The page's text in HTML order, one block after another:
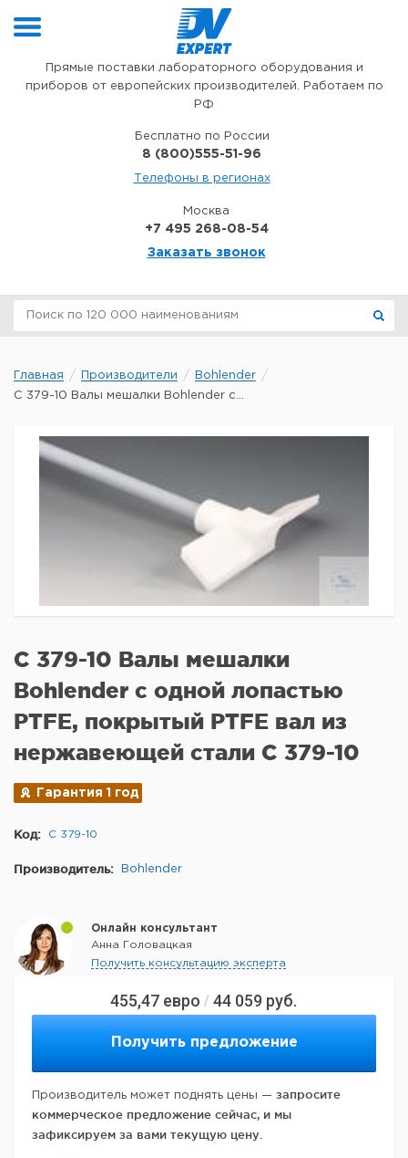
Прямые поставки лабораторного оборудования и
приборов от европейских производителей. Работаем по
РФ
Бесплатно по России
8 (800)555-51-96
Телефоны в регионах
Москва
+7 495 268-08-54
Заказать звонок
Главная Производители
Bohlender
C 379-10 Валы мешалки Bohlender с...
455,47 евро / 44 059 руб.
Получить предложение
Производитель может поднять цены — запросите
коммерческое предложение сейчас, и мы
зафиксируем за вами текущую цену.
C 379-10 Валы мешалки
Bohlender с одной лопастью
PTFE, покрытый PTFE вал из
нержавеющей стали C 379-10
Гарантия 1 год
Код: C 379-10
Производитель: Bohlender
Онлайн консультант
Анна Головацкая
Получить консультацию эксперта